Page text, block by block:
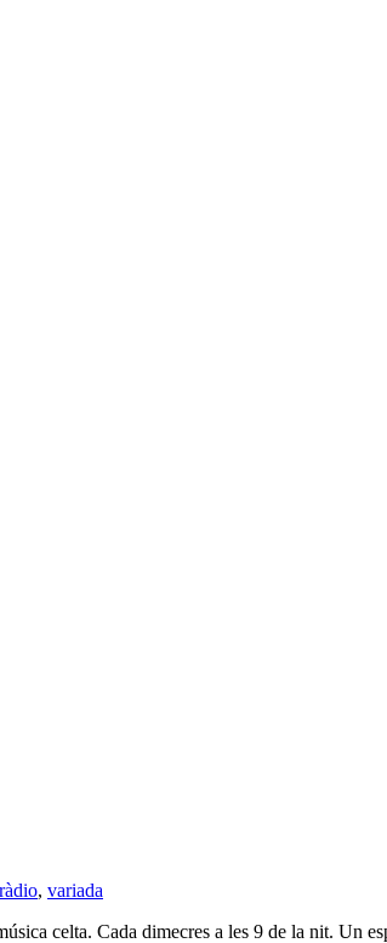
ràdio, variada
celta. Cada dimecres a les 9 de la nit. Un